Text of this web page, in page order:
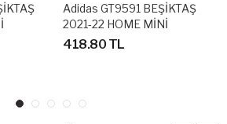
Adidas GT9591 BEŞİKTAŞ
2021-22 HOME MİNİ
BEBEK FUTBOL FORMA
418.80 TL